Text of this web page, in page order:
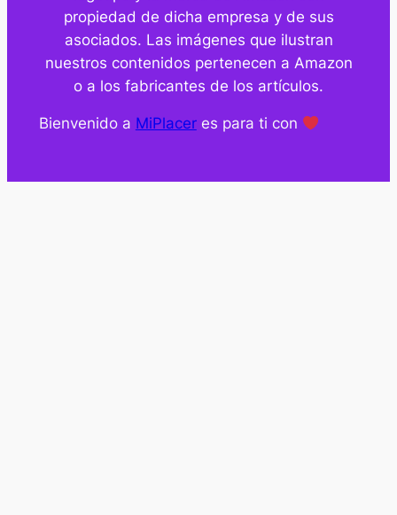
propiedad de dicha empresa y de sus
asociados. Las imágenes que ilustran
nuestros contenidos pertenecen a Amazon
o a los fabricantes de los artículos.
Bienvenido a MiPlaceres para ti con